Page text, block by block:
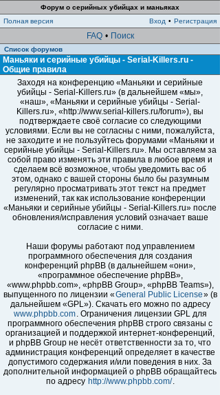
Форум о серийных убийцах и маньяках
Полная версия
Вход • Регистрация
FAQ • Поиск
Список форумов
Маньяки и серийные убийцы - Serial-Killers.ru -
Общие правила
Заходя на конференцию «Маньяки и серийные
убийцы - Serial-Killers.ru» (в дальнейшем «мы»,
«наш», «Маньяки и серийные убийцы - Serial-
Killers.ru», «http://www.serial-killers.ru/forum»), вы
подтверждаете своё согласие со следующими
условиями. Если вы не согласны с ними, пожалуйста,
не заходите и не пользуйтесь форумами «Маньяки и
серийные убийцы - Serial-Killers.ru». Мы оставляем за
собой право изменять эти правила в любое время и
сделаем всё возможное, чтобы уведомить вас об
этом, однако с вашей стороны было бы разумным
регулярно просматривать этот текст на предмет
изменений, так как использование конференции
«Маньяки и серийные убийцы - Serial-Killers.ru» после
обновления/исправления условий означает ваше
согласие с ними.
Наши форумы работают под управлением
программного обеспечения для создания
конференций phpBB (в дальнейшем «они»,
«программное обеспечение phpBB»,
«www.phpbb.com», «phpBB Group», «phpBB Teams»),
выпущенного по лицензии «General Public License» (в
дальнейшем «GPL»). Скачать его можно по адресу
www.phpbb.com. Ограничения лицензии GPL для
программного обеспечения phpBB строго связаны с
организацией и поддержкой интернет-конференций,
и phpBB Group не несёт ответственности за то, что
администрация конференций определяет в качестве
допустимого содержания и/или поведения в них. За
дополнительной информацией о phpBB обращайтесь
по адресу http://www.phpbb.com/.